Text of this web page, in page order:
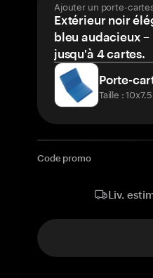
Ajouter un porte-
Extérieur noir
bleu audacieux
jusqu'à 4 cartes.
Porte-
Taille :
Code promo
Liv.